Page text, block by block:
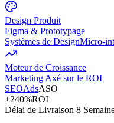
Design Produit
Figma & Prototypage
Systèmes de DesignMicro-
Moteur de Croissance
Marketing Axé sur le ROI
SEOAdsASO
+240%ROI
Délai de Livraison 8